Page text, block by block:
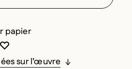
papier
être connecté pour ajouter
modale
sur l’œuvre